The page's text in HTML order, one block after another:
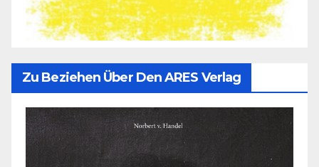
Zu Beziehen Über Den ARES Verlag